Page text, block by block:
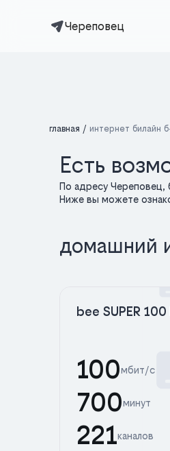
Череповец
главная интернет билайн
Есть
По адресу
Ниже вы можете
домашний
bee SUPER
100мбит/с
700минут
221каналов